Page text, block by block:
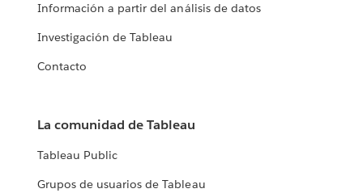
Información a partir del análisis de datos
Investigación de Tableau
Contacto
La comunidad de Tableau
Tableau Public
Grupos de usuarios de Tableau